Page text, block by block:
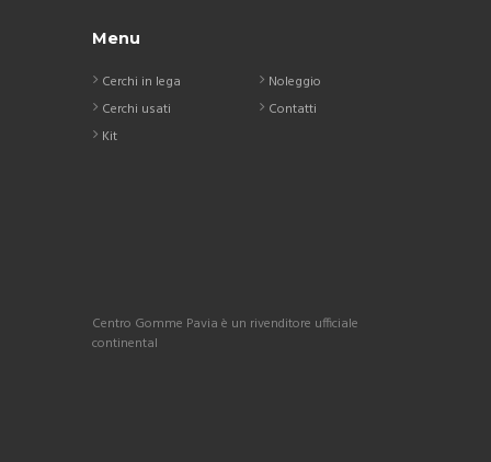
Menu
Cerchi in lega
Cerchi usati
Kit
Noleggio
Contatti
Centro Gomme Pavia è un rivenditore ufficiale
continental